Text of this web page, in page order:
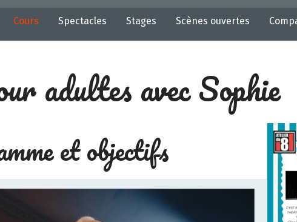
Cours Spectacles Stages Scènes ouvertes
adultes avec Sophie
et objectifs